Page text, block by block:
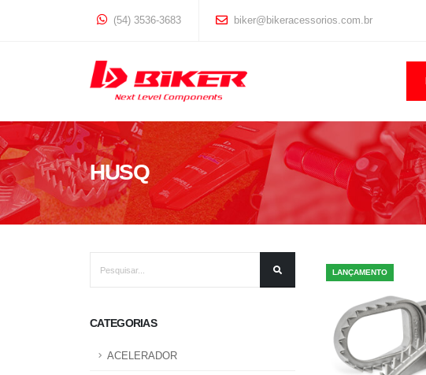
(54) 3536-3683 biker@bikeracessorios.com.br
HUSQ
CATEGORIAS
ACELERADOR
LANÇAMENTO